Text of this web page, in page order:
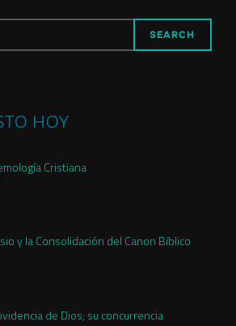
SEARCH
hoy
Cristiana
y la Consolidación del Canon Bíblico
de Dios; su concurrencia